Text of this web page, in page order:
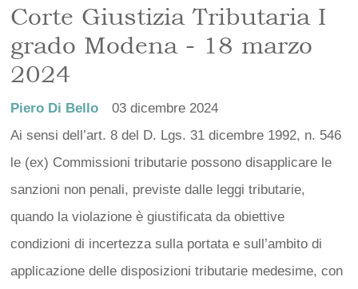
Corte Giustizia Tributaria I
grado Modena - 18 marzo
2024
Piero Di Bello
03 dicembre 2024
Ai sensi dell’art. 8 del D. Lgs. 31 dicembre 1992, n. 546
le (ex) Commissioni tributarie possono disapplicare le
sanzioni non penali, previste dalle leggi tributarie,
quando la violazione è giustificata da obiettive
condizioni di incertezza sulla portata e sull’ambito di
applicazione delle disposizioni tributarie medesime, con